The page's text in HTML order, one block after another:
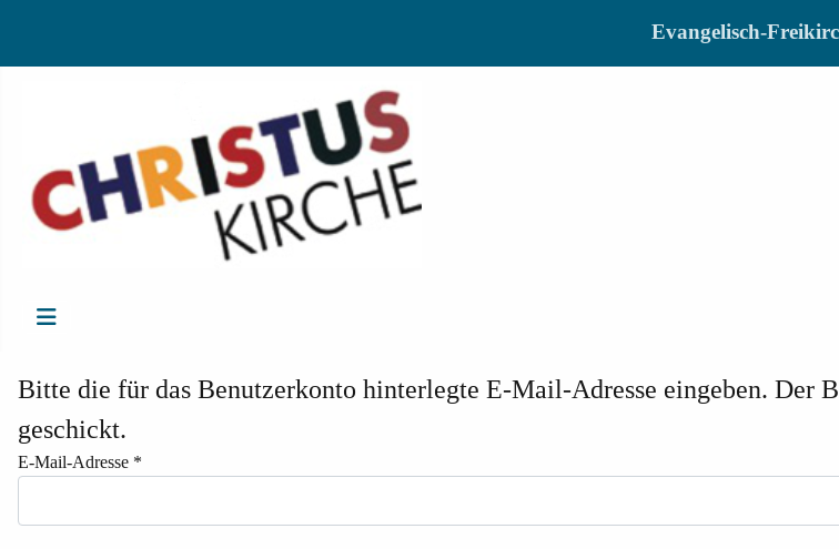
Evangelisch-
Bitte die für das Benutzerkonto hinterlegte E-Mail-Adresse eingeben. Der
geschickt.
E-Mail-Adresse *